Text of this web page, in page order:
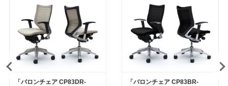
「バロンチェア CP83DR-
「バロンチェア CP83BR-